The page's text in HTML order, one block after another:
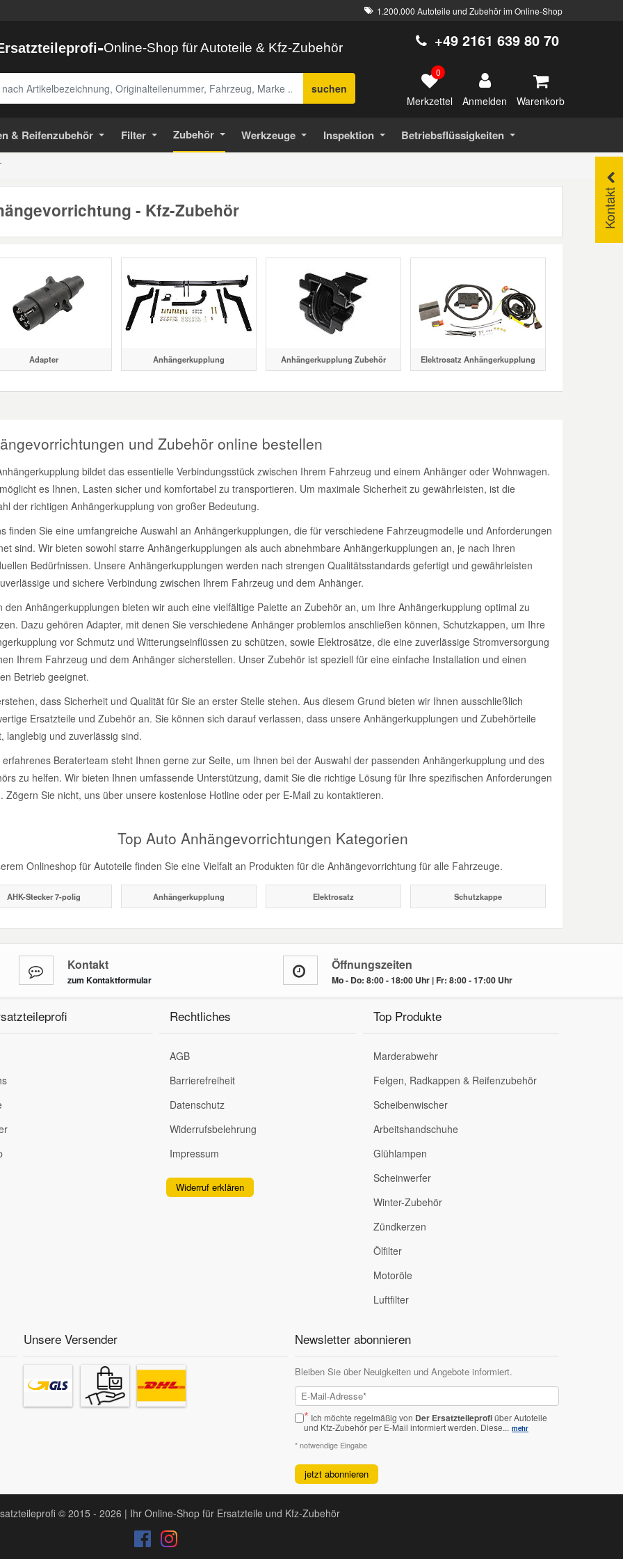
1.200.000 Autoteile und Zubehör im Online-Shop
-Online-Shop für Autoteile & Kfz-Zubehör
suchen
+49 2161 639 80 70
0
Merkzettel Anmelden Warenkorb
& Reifenzubehör Filter Zubehör Werkzeuge Inspektion Betriebsflüssigkeiten
Kontakt
- Kfz-Zubehör
Adapter Anhängerkupplung Anhängerkupplung Zubehör Elektrosatz Anhängerkupplung
und Zubehör online bestellen
bildet das essentielle Verbindungsstück zwischen Ihrem Fahrzeug und einem Anhänger oder Wohnwagen.
es Ihnen, Lasten sicher und komfortabel zu transportieren. Um maximale Sicherheit zu gewährleisten, ist die
der richtigen Anhängerkupplung von großer Bedeutung.
finden Sie eine umfangreiche Auswahl an Anhängerkupplungen, die für verschiedene Fahrzeugmodelle und Anforderungen
sind. Wir bieten sowohl starre Anhängerkupplungen als auch abnehmbare Anhängerkupplungen an, je nach Ihren
Bedürfnissen. Unsere Anhängerkupplungen werden nach strengen Qualitätsstandards gefertigt und gewährleisten
und sichere Verbindung zwischen Ihrem Fahrzeug und dem Anhänger.
den Anhängerkupplungen bieten wir auch eine vielfältige Palette an Zubehör an, um Ihre Anhängerkupplung optimal zu
Dazu gehören Adapter, mit denen Sie verschiedene Anhänger problemlos anschließen können, Schutzkappen, um Ihre
vor Schmutz und Witterungseinflüssen zu schützen, sowie Elektrosätze, die eine zuverlässige Stromversorgung
Ihrem Fahrzeug und dem Anhänger sicherstellen. Unser Zubehör ist speziell für eine einfache Installation und einen
Betrieb geeignet.
dass Sicherheit und Qualität für Sie an erster Stelle stehen. Aus diesem Grund bieten wir Ihnen ausschließlich
Ersatzteile und Zubehör an. Sie können sich darauf verlassen, dass unsere Anhängerkupplungen und Zubehörteile
langlebig und zuverlässig sind.
erfahrenes Beraterteam steht Ihnen gerne zur Seite, um Ihnen bei der Auswahl der passenden Anhängerkupplung und des
zu helfen. Wir bieten Ihnen umfassende Unterstützung, damit Sie die richtige Lösung für Ihre spezifischen Anforderungen
Zögern Sie nicht, uns über unsere kostenlose Hotline oder per E-Mail zu kontaktieren.
Top Auto Anhängevorrichtungen Kategorien
Onlineshop für Autoteile finden Sie eine Vielfalt an Produkten für die Anhängevorrichtung für alle Fahrzeuge.
AHK-Stecker 7-polig Anhängerkupplung Elektrosatz Schutzkappe
Kontakt
zum Kontaktformular
Öffnungszeiten
Mo - Do: 8:00 - 18:00 Uhr | Fr: 8:00 - 17:00 Uhr
Rechtliches
AGB
Barrierefreiheit
Datenschutz
Widerrufsbelehrung
Impressum
Widerruf erklären
Top Produkte
Marderabwehr
Felgen, Radkappen & Reifenzubehör
Scheibenwischer
Arbeitshandschuhe
Glühlampen
Scheinwerfer
Winter-Zubehör
Zündkerzen
Ölfilter
Motoröle
Luftfilter
Unsere Versender Newsletter abonnieren
Bleiben Sie über Neuigkeiten und Angebote informiert.
* Ich möchte regelmäßig von Der Ersatzteileprofiüber Autoteile
und Kfz-Zubehör per E-Mail informiert werden. Diese... mehr
* notwendige Eingabe
jetzt abonnieren
© 2015 - 2026 | Ihr Online-Shop für Ersatzteile und Kfz-Zubehör